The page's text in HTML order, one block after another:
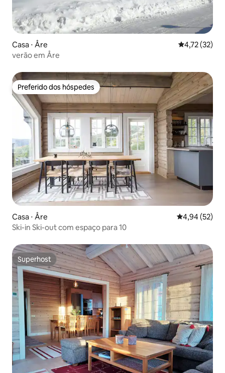
Casa ⋅ Åre 4,72 de uma
4,72 (32)
verão em Åre
Preferido dos hóspedes
Preferido dos hóspedes
Casa ⋅ Åre 4,94 de uma
4,94 (52)
Ski-in Ski-out com espaço para 10
Superhost
Superhost